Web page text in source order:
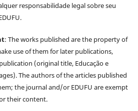
responsabilidade legal sobre seu
: The works published are the property of
use of them for later publications,
(original title, Educação e
The authors of the articles published
the journal and/or EDUFU are exempt
their content.